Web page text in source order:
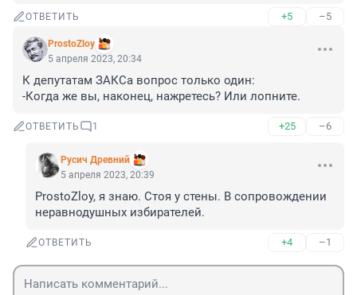
ОТВЕТИТЬ +5 –5
ProstoZloy
5 апреля 2023, 20:34
К депутатам ЗАКСа вопрос только один:
-Когда же вы, наконец, нажретесь? Или лопните.
ОТВЕТИТЬ 1 +25 –6
Русич Древний
5 апреля 2023, 20:39
ProstoZloy, я знаю. Стоя у стены. В сопровождении
неравнодушных избирателей.
ОТВЕТИТЬ +4 –1